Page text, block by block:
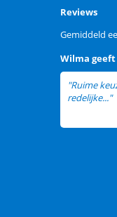
Reviews
Gemiddeld
Wilma geeft
"Ruime
redelijke..."